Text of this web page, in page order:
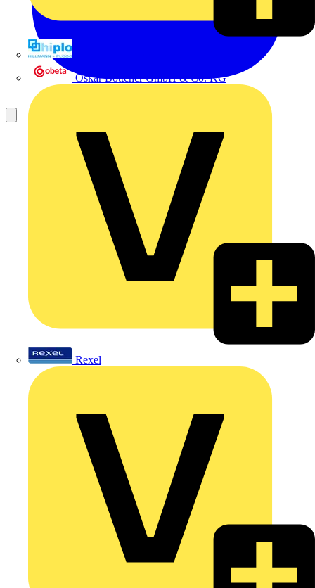
Oskar Böttcher GmbH & Co. KG
Rexel